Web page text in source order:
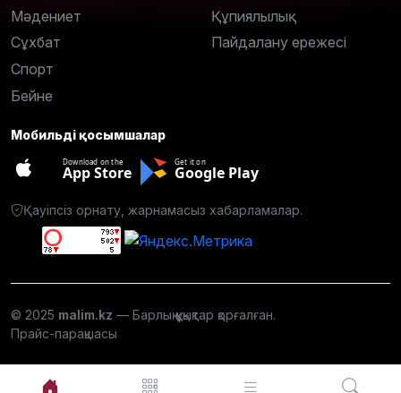
Мәдениет
Сұхбат
Спорт
Бейне
Құпиялылық
Пайдалану ережесі
Мобильді қосымшалар
Download on the
App Store
Get it on
Google Play
Қауіпсіз орнату, жарнамасыз хабарламалар.
© 2025 malim.kz — Барлық құқықтар қорғалған.
Прайс-парақшасы